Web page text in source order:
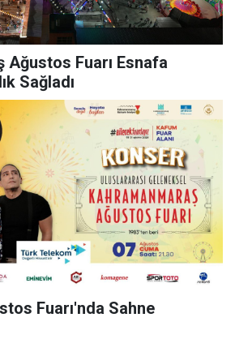
Ağustos Fuarı Esnafa
Sağladı
Fuarı'nda Sahne